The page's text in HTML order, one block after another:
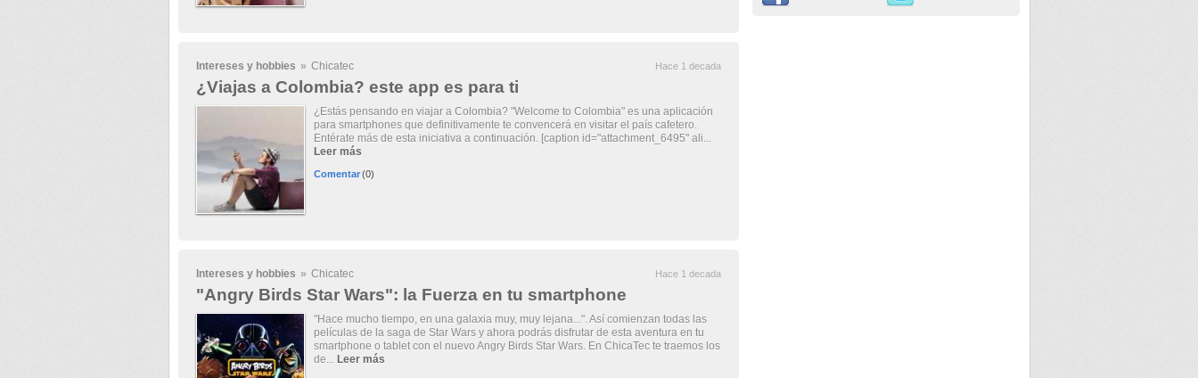
Intereses y hobbies » Chicatec Hace 1 decada
¿Viajas a Colombia? este app es para ti
¿Estás pensando en viajar a Colombia? "Welcome to Colombia" es una aplicación
para smartphones que definitivamente te convencerá en visitar el país cafetero.
Entérate más de esta iniciativa a continuación. [caption id="attachment_6495" ali...
Leer más
Comentar (0)
Intereses y hobbies » Chicatec Hace 1 decada
"Angry Birds Star Wars": la Fuerza en tu smartphone
"Hace mucho tiempo, en una galaxia muy, muy lejana...". Así comienzan todas las
películas de la saga de Star Wars y ahora podrás disfrutar de esta aventura en tu
smartphone o tablet con el nuevo Angry Birds Star Wars. En ChicaTec te traemos los
de... Leer más